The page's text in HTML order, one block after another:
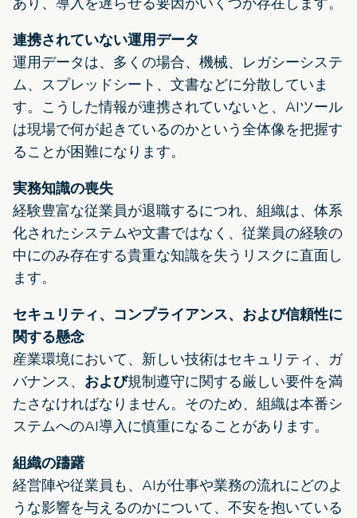
連携されていない運用データ
運用データは、多くの場合、機械、レガシーシステ
ム、スプレッドシート、文書などに分散していま
す。こうした情報が連携されていないと、AIツール
は現場で何が起きているのかという全体像を把握す
ることが困難になります。
実務知識の喪失
経験豊富な従業員が退職するにつれ、組織は、体系
化されたシステムや文書ではなく、従業員の経験の
中にのみ存在する貴重な知識を失うリスクに直面し
ます。
セキュリティ、コンプライアンス、および信頼性に
関する懸念
産業環境において、新しい技術はセキュリティ、ガ
バナンス、 および規制遵守に関する厳しい要件を満
たさなければなりません。そのため、組織は本番シ
ステムへのAI導入に慎重になることがあります。
組織の躊躇
経営陣や従業員も、AIが仕事や業務の流れにどのよ
うな影響を与えるのかについて、不安を抱いている